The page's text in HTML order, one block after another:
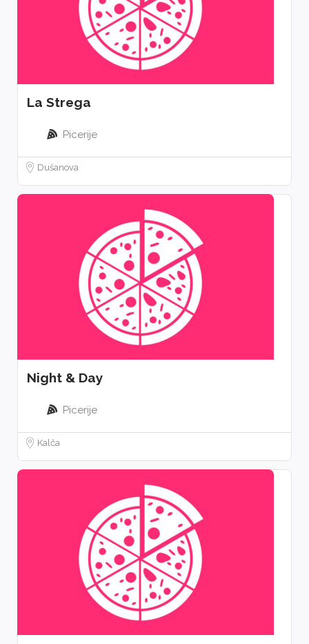
La Strega
Picerije
Dušanova
Night & Day
Picerije
Kalča